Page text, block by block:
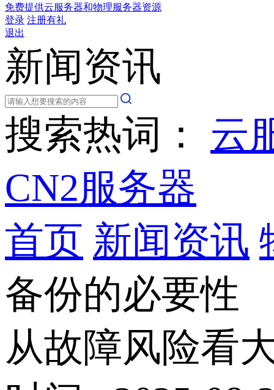
免费提供云服务器和物理服务器资源
登录 注册有礼
退出
新闻资讯
搜索热词： 云
CN2服务器
首页 新闻资讯
备份的必要性
从故障风险看